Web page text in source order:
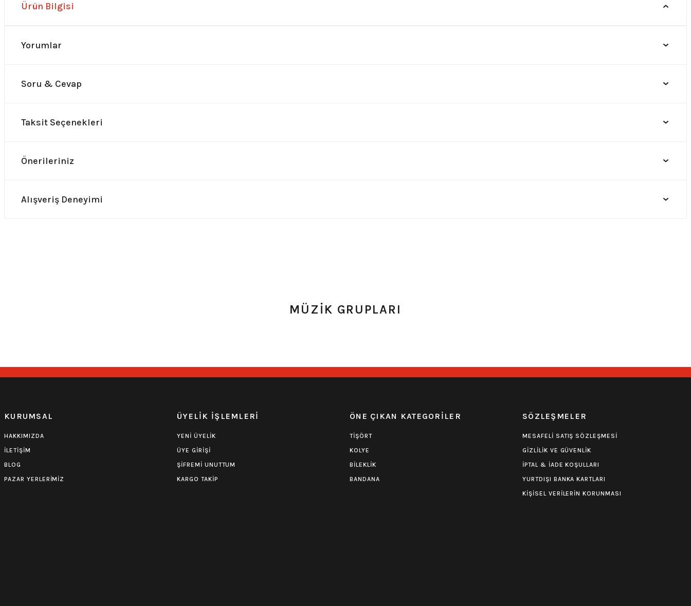
Ürün Bilgisi
Yorumlar
Soru & Cevap
Taksit Seçenekleri
Önerileriniz
Alışveriş Deneyimi
MÜZİK GRUPLARI
KURUMSAL
HAKKIMIZDA
İLETİŞİM
BLOG
PAZAR YERLERİMİZ
ÜYELİK İŞLEMLERİ
YENİ ÜYELİK
ÜYE GİRİŞİ
ŞİFREMİ UNUTTUM
KARGO TAKİP
ÖNE ÇIKAN KATEGORİLER
TİŞÖRT
KOLYE
BİLEKLİK
BANDANA
SÖZLEŞMELER
MESAFELİ SATIŞ SÖZLEŞMESİ
GİZLİLİK VE GÜVENLİK
İPTAL & İADE KOŞULLARI
YURTDIŞI BANKA KARTLARI
KİŞİSEL VERİLERİN KORUNMASI